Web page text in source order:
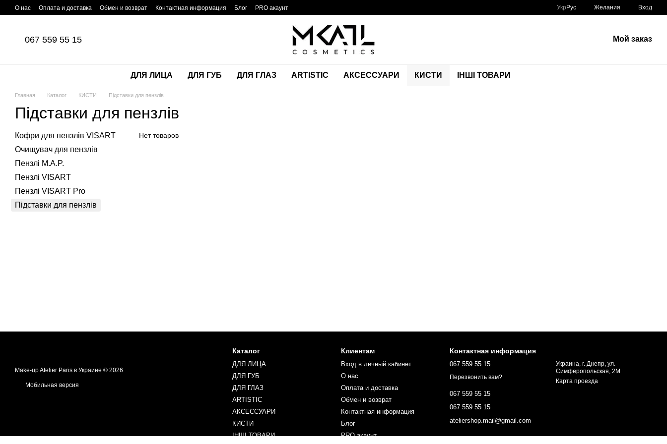
Перейти к основному контенту
О нас Оплата и доставка Обмен и возврат Контактная информация Блог PRO акаунт Укр Рус Желания Вход
067 559 55 15 Мой заказ
ДЛЯ ЛИЦА ДЛЯ ГУБ ДЛЯ ГЛАЗ ARTISTIC АКСЕССУАРИ КИСТИ ІНШІ ТОВАРИ
Главная Каталог КИСТИ Підставки для пензлів
Підставки для пензлів
Нет товаров
Кофри для пензлів VISART
Очищувач для пензлів
Пензлі M.A.P.
Пензлі VISART
Пензлі VISART Pro
Підставки для пензлів
Make-up Atelier Paris в Украине © 2026
Мобильная версия
Каталог
ДЛЯ ЛИЦА
ДЛЯ ГУБ
ДЛЯ ГЛАЗ
ARTISTIC
АКСЕССУАРИ
КИСТИ
ІНШІ ТОВАРИ
Клиентам
Вход в личный кабинет
О нас
Оплата и доставка
Обмен и возврат
Контактная информация
Блог
PRO акаунт
Контактная информация
067 559 55 15
Перезвонить вам?
067 559 55 15
067 559 55 15
ateliershop.mail@gmail.com
Украина, г. Днепр, ул.
Симферопольская, 2М
Карта проезда